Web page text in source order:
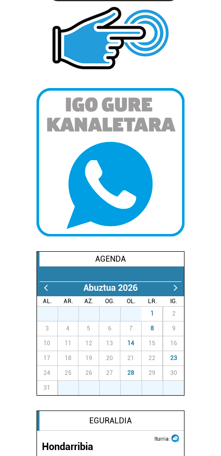
AGENDA
Abuztua 2026
AL. AR. AZ. OG. OL. LR.
IG.
1 2
3 4 5 6 7 8 9
10 11 12 13 14 15 16
17 18 19 20 21 22 23
24 25 26 27 28 29 30
31
EGURALDIA
Iturria:
Hondarribia